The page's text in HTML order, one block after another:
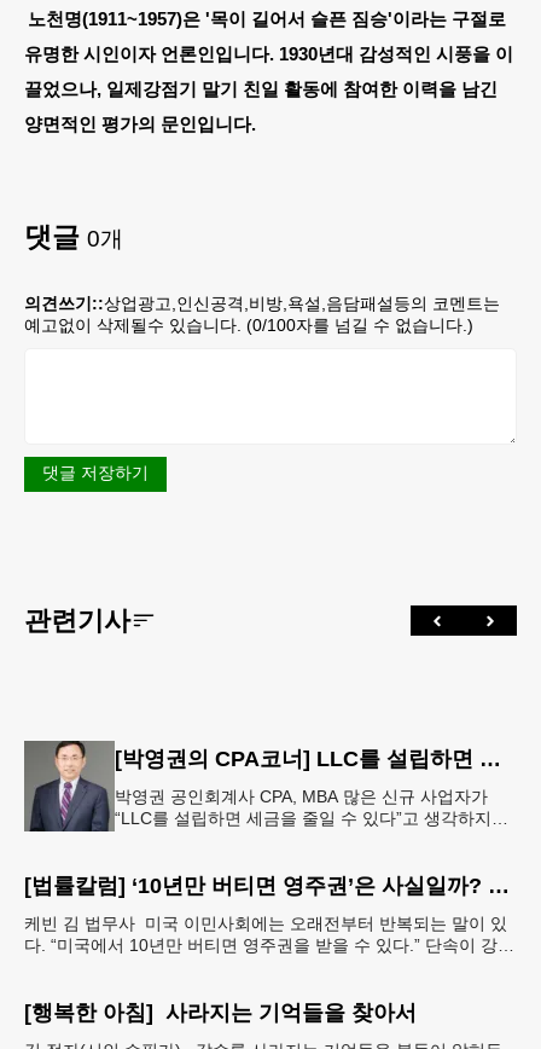
노천명(1911~1957)은 '목이 길어서 슬픈 짐승'이라는 구절로
유명한 시인이자 언론인입니다. 1930년대 감성적인 시풍을 이
끌었으나, 일제강점기 말기 친일 활동에 참여한 이력을 남긴
양면적인 평가의 문인입니다.
댓글 0개
의견쓰기::상업광고,인신공격,비방,욕설,음담패설등의 코멘트는
예고없이 삭제될수 있습니다. (0/100자를 넘길 수 없습니다.)
댓글 저장하기
관련기사
[박영권의 CPA코너] LLC를 설립하면 정말 세금이 줄어들까요?
박영권 공인회계사 CPA, MBA 많은 신규 사업자가
“LLC를 설립하면 세금을 줄일 수 있다”고 생각하지만,
[법률칼럼] ‘10년만 버티면 영주권’은 사실일까? 42B 제도의 진실
케빈 김 법무사 미국 이민사회에는 오래전부터 반복되는 말이 있
다. “미국에서 10년만 버티면 영주권을 받을 수 있다.” 단속이 강화
[행복한 아침] 사라지는 기억들을 찾아서